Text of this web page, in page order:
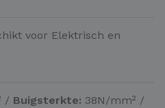
voor Elektrisch en
/ Buigsterkte: 38N/mm² /